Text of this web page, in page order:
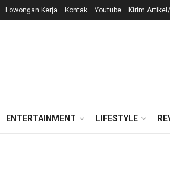
Lowongan Kerja Kontak Youtube Kirim
ENTERTAINMENT LIFESTYLE